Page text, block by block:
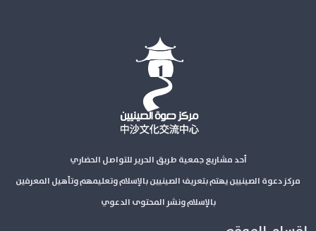
أحد مشاريع جمعية طريق الحرير للتواصل الحضاري
مركز دعوة الصينيين يهتم بتعريف الصينيين بالإسلام وتعليمهم وتأهيل المعرفين
بالإسلام ونشر المحتوى الدعوي